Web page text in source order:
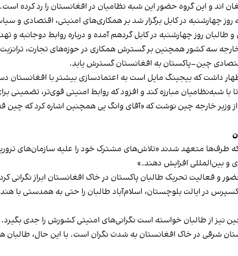
اند و این گروه حضور این شبه نظامیان در افغانستان را رد کرده است.
چهارشنبه در کابل برگزار شد بر همکاری‌های امنیتی، اقتصادی و
طالبان روز چهارشنبه در کابل گردهم آمده و درباره روابط دوجانبه و
سه کشور همچنین بر گسترش همکاری در حوزه‌های تجارت،
چین–پاکستان به افغانستان گسترش یابد.
داشت که بیجینگ مایل است به اعتمادسازی بیشتر با افغانستان
شبه‌نظامیان مبارزه کند و افزود که روابط امنیتی قوی‌تر، تضمینی
وزیر خارجه چین نوشت که «آقای وانگ یی همچنین اشاره کرد که چین
که طرف‌ها متعهد شدند «تلاش‌های مشترک خود را علیه سازمان‌های
و بین‌المللی افزایش دهند.»
و فعالیت تحریک طالبان پاکستان در خاک افغانستان ابراز نگرانی
در ایالت بلوچستان، اسلام‌آباد طالبان را حتی به همدستی با
نیز از طالبان خواسته است نگرانی‌های امنیتی کشورش را جدی بگیرد.
شرقی در خاک افغانستان به شدت نگران است. با این حال، طالبان